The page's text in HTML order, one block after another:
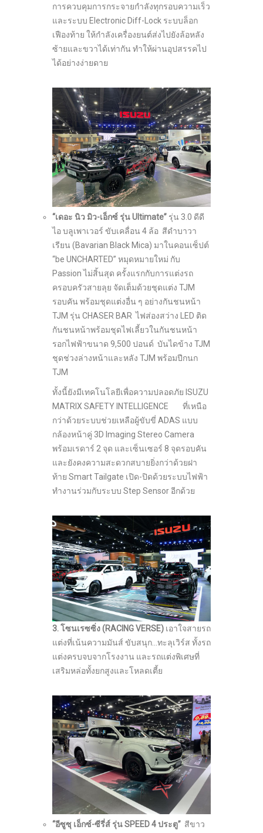
การควบคุมการกระจายกำลังทุกรอบความเร็ว
และระบบ Electronic Diff-Lock ระบบล็อก
เฟืองท้าย ให้กำลังเครื่องยนต์ส่งไปยังล้อหลัง
ซ้ายและขวาได้เท่ากัน ทำให้ผ่านอุปสรรคไป
ได้อย่างง่ายดาย
“เดอะ นิว มิว-เอ็กซ์ รุ่นUltimate” รุ่น 3.0 ดีดี
ไอ บลูเพาเวอร์ ขับเคลื่อน 4 ล้อ สีดำบาวา
เรียน (Bavarian Black Mica) มาในคอนเซ็ปต์
“be UNCHARTED” หมุดหมายใหม่ กับ
Passion ไม่สิ้นสุด ครั้งแรกกับการแต่งรถ
ครอบครัวสายลุย จัดเต็มด้วยชุดแต่ง TJM
รอบคัน พร้อมชุดแต่งอื่น ๆ อย่างกันชนหน้า
TJM รุ่น CHASER BAR ไฟส่องสว่าง LED ติด
กันชนหน้าพร้อมชุดไฟเลี้ยวในกันชนหน้า
รอกไฟฟ้าขนาด 9,500 ปอนด์ บันไดข้าง TJM
ชุดช่วงล่างหน้าและหลัง TJM พร้อมปีกนก
TJM
ทั้งนี้ยังมีเทคโนโลยีเพื่อความปลอดภัย ISUZU
MATRIX SAFETY INTELLIGENCE ที่เหนือ
กว่าด้วยระบบช่วยเหลือผู้ขับขี่ ADAS แบบ
กล้องหน้าคู่ 3D Imaging Stereo Camera
พร้อมเรดาร์ 2 จุด และเซ็นเซอร์ 8 จุดรอบคัน
และยังคงความสะดวกสบายยิ่งกว่าด้วยฝา
ท้าย Smart Tailgate เปิด-ปิดด้วยระบบไฟฟ้า
ทำงานร่วมกับระบบ Step Sensor อีกด้วย
3. โซนเรซซิ่ง (RACING VERSE) เอาใจสายรถ
แต่งที่เน้นความมันส์ ขับสนุก…ทะลุเวิร์ส ทั้งรถ
แต่งครบจบจากโรงงาน และรถแต่งพิเศษที่
เสริมหล่อทั้งยกสูงและโหลดเตี้ย
“อีซูซุ เอ็กซ์-ซีรี่ส์ รุ่นSPEED4ประตู” สีขาว